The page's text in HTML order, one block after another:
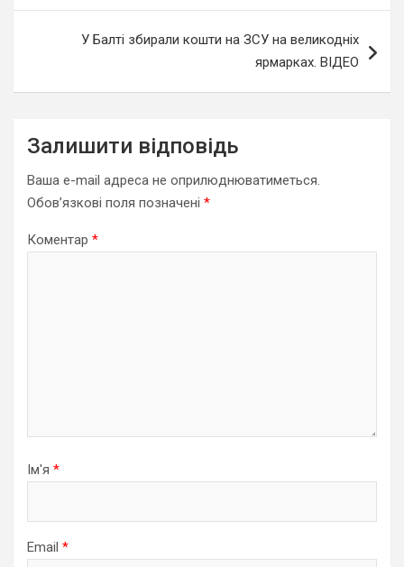
У Балті збирали кошти на ЗСУ на великодніх
ярмарках. ВІДЕО
Залишити відповідь
Ваша e-mail адреса не оприлюднюватиметься.
Обов’язкові поля позначені *
Коментар *
Ім'я *
Email *